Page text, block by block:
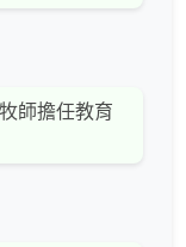
師擔任教育